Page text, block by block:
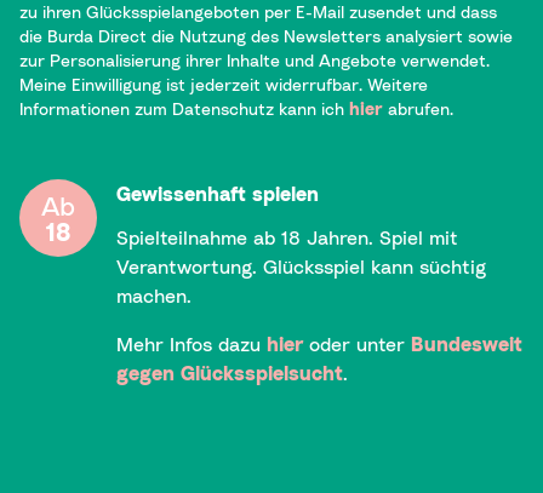
zu ihren Glücksspielangeboten per E-Mail zusendet und dass
die Burda Direct die Nutzung des Newsletters analysiert sowie
zur Personalisierung ihrer Inhalte und Angebote verwendet.
Meine Einwilligung ist jederzeit widerrufbar. Weitere
Informationen zum Datenschutz kann ich hier abrufen.
Ab
18
Gewissenhaft spielen
Spielteilnahme ab 18 Jahren. Spiel mit
Verantwortung. Glücksspiel kann süchtig
machen.
Mehr Infos dazu hieroder unter Bundesweit
gegen Glücksspielsucht.